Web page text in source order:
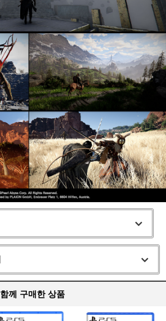
함께 구매한 상품